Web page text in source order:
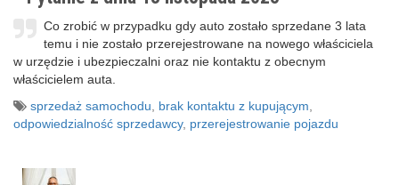
Co zrobić w przypadku gdy auto zostało sprzedane 3 lata
temu i nie zostało przerejestrowane na nowego właściciela
w urzędzie i ubezpieczalni oraz nie kontaktu z obecnym
właścicielem auta.
sprzedaż samochodu
brak kontaktu z kupującym
odpowiedzialność sprzedawcy, przerejestrowanie pojazdu